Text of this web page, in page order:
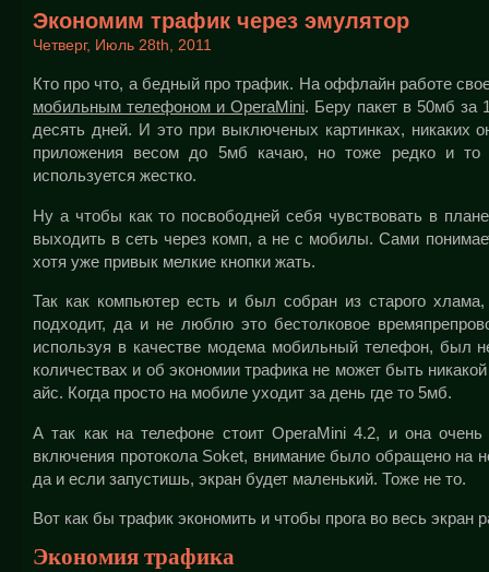
Экономим трафик через эмулятор
Четверг, Июль 28th, 2011
Кто про что, а бедный про трафик. На оффлайн работе
мобильным телефоном и OperaMini. Беру пакет в 50мб за
десять дней. И это при выключеных картинках, никаких
приложения весом до 5мб качаю, но тоже редко и
используется жестко.
Ну а чтобы как то посвободней себя чувствовать в
выходить в сеть через комп, а не с мобилы. Сами
хотя уже привык мелкие кнопки жать.
Так как компьютер есть и был собран из старого
подходит, да и не люблю это бестолковое
используя в качестве модема мобильный телефон, был
количествах и об экономии трафика не может быть
айс. Когда просто на мобиле уходит за день где то 5мб.
А так как на телефоне стоит OperaMini 4.2, и она
включения протокола Soket, внимание было обращено на
да и если запустишь, экран будет маленький. Тоже не то.
Вот как бы трафик экономить и чтобы прога во весь экран
Экономия трафика